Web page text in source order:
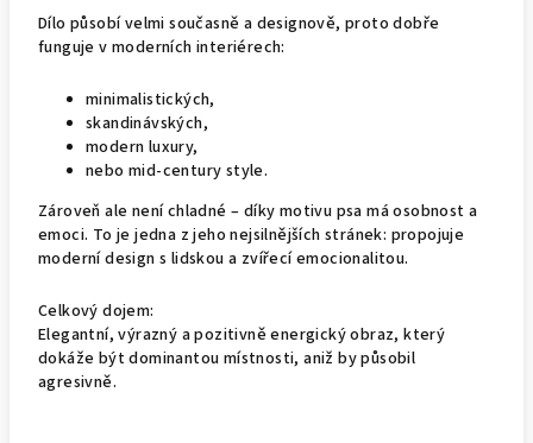
Dílo působí velmi současně a designově, proto dobře
funguje v moderních interiérech:
minimalistických,
skandinávských,
modern luxury,
nebo mid-century style.
Zároveň ale není chladné – díky motivu psa má osobnost a
emoci. To je jedna z jeho nejsilnějších stránek: propojuje
moderní design s lidskou a zvířecí emocionalitou.
Celkový dojem:
Elegantní, výrazný a pozitivně energický obraz, který
dokáže být dominantou místnosti, aniž by působil
agresivně.